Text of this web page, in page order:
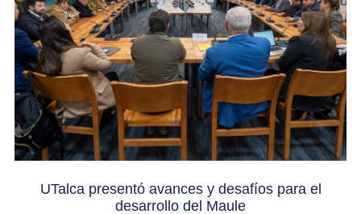
UTalca presentó avances y desafíos para el
desarrollo del Maule